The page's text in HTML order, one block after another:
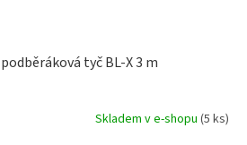
podběráková tyč BL-X 3 m
Skladem v e-shopu (5 ks)